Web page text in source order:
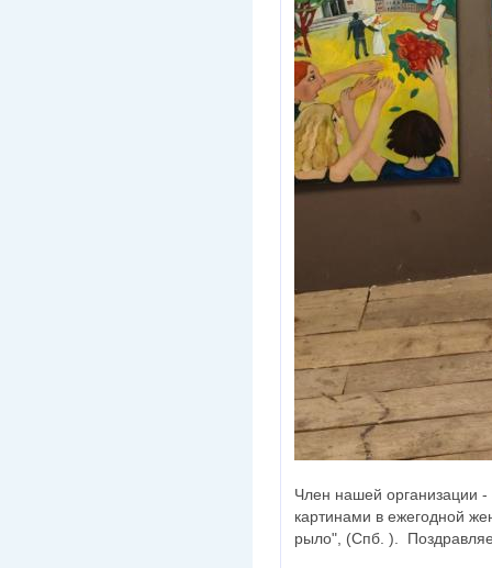
Член нашей организации
картинами в ежегодной
рыло", (Спб. ).